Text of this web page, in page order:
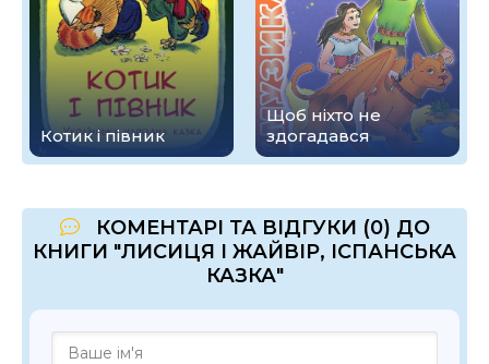
Котик і півник
Щоб ніхто не
здогадався
КОМЕНТАРІ ТА ВІДГУКИ (0) ДО
КНИГИ "ЛИСИЦЯ І ЖАЙВІР, ІСПАНСЬКА
КАЗКА"